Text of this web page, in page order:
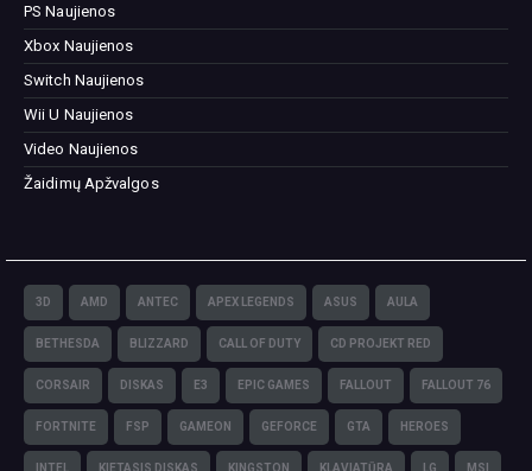
PS Naujienos
Xbox Naujienos
Switch Naujienos
Wii U Naujienos
Video Naujienos
Žaidimų Apžvalgos
3D AMD ANTEC APEX LEGENDS ASUS AULA
BETHESDA BLIZZARD CALL OF DUTY CD PROJEKT RED
CORSAIR DISKAS E3 EPIC GAMES FALLOUT FALLOUT 76
FORTNITE FSP GAMEON GEFORCE GTA HEROES
INTEL KIETASIS DISKAS KINGSTON KLAVIATŪRA LG MSI